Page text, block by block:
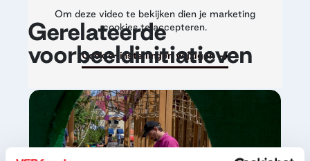
Om deze video te bekijken dien je marketing
cookies te accepteren.
Cookie-instellingen wijzigen
Gerelateerde
voorbeeldinitiatieven